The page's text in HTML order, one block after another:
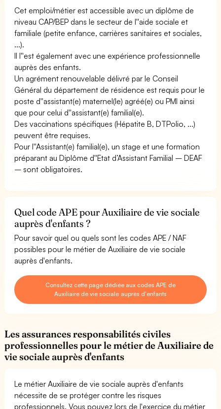
Cet emploi/métier est accessible avec un diplôme de
niveau CAP/BEP dans le secteur de l''aide sociale et
familiale (petite enfance, carrières sanitaires et sociales,
...).
Il l''est également avec une expérience professionnelle
auprès des enfants.
Un agrément renouvelable délivré par le Conseil
Général du département de résidence est requis pour le
poste d''assistant(e) maternel(le) agréé(e) ou PMI ainsi
que pour celui d''assistant(e) familial(e).
Des vaccinations spécifiques (Hépatite B, DTPolio, ...)
peuvent être requises.
Pour l''Assistant(e) familial(e), un stage et une formation
préparant au Diplôme d''Etat d’Assistant Familial – DEAF
– sont obligatoires.
Quel code APE pour Auxiliaire de vie sociale
auprès d'enfants ?
Pour savoir quel ou quels sont les codes APE / NAF
possibles pour le métier de Auxiliaire de vie sociale
auprès d'enfants.
Consultez cette page dédiée aux codes APE de
Auxiliaire de vie sociale auprès d'enfants
Les assurances responsabilités civiles
professionnelles pour le métier de Auxiliaire de
vie sociale auprès d'enfants
Le métier Auxiliaire de vie sociale auprès d'enfants
nécessite de se protéger contre les risques
professionnels. Vous pouvez lors de l'exercice du métier